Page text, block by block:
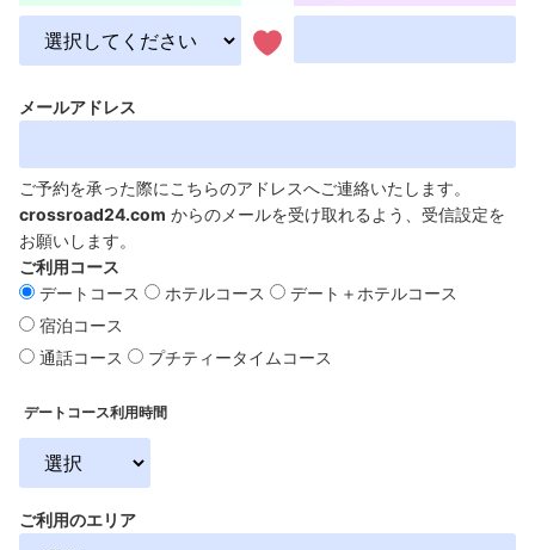
メールアドレス
ご予約を承った際にこちらのアドレスへご連絡いたします。
crossroad24.com からのメールを受け取れるよう、受信設定を
お願いします。
ご利用コース
デートコース
ホテルコース
デート＋ホテルコース
宿泊コース
通話コース
プチティータイムコース
デートコース利用時間
ご利用のエリア